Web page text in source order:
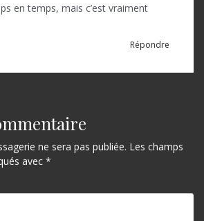
en temps, mais c’est vraiment
Répondre
ne sera pas publiée. Les champs
avec *